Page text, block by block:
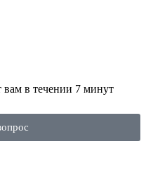
в течении 7 минут